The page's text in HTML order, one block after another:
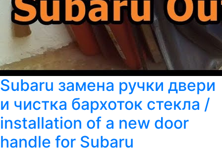
Subaru замена ручки двери
и чистка бархоток стекла /
installation of a new door
handle for Subaru